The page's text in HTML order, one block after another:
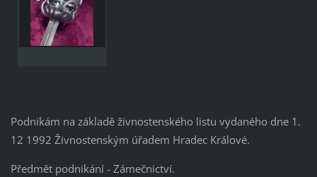
Podnikám na základě živnostenského listu vydaného dne 1.
12 1992 Živnostenským úřadem Hradec Králové.
Předmět podnikání - Zámečnictví.